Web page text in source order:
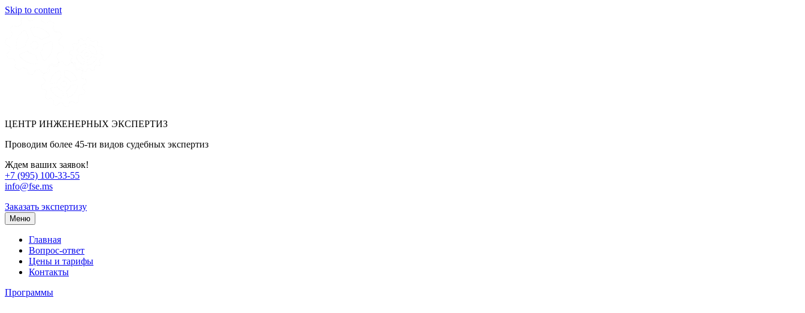
Skip to content
ЦЕНТР ИНЖЕНЕРНЫХ ЭКСПЕРТИЗ
Проводим более 45-ти видов судебных экспертиз
Ждем ваших заявок!
+7 (995) 100-33-55
info@fse.ms
Заказать экспертизу
Меню
Главная
Вопрос-ответ
Цены и тарифы
Контакты
Программы